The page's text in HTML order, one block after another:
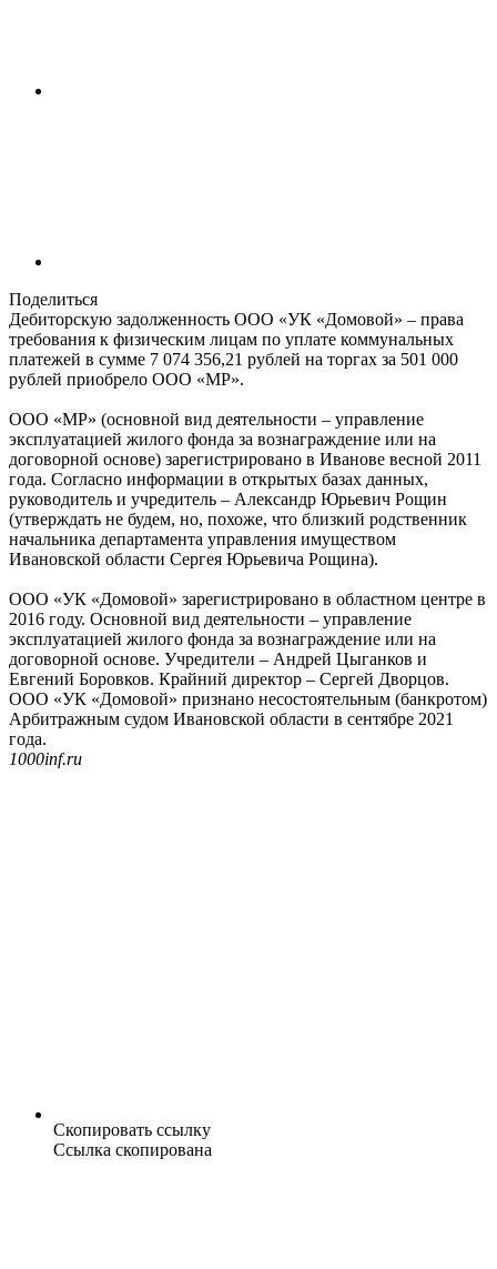
Поделиться
Дебиторскую задолженность ООО «УК «Домовой» – права
требования к физическим лицам по уплате коммунальных
платежей в сумме 7 074 356,21 рублей на торгах за 501 000
рублей приобрело ООО «МР».
ООО «МР» (основной вид деятельности – управление
эксплуатацией жилого фонда за вознаграждение или на
договорной основе) зарегистрировано в Иванове весной 2011
года. Согласно информации в открытых базах данных,
руководитель и учредитель – Александр Юрьевич Рощин
(утверждать не будем, но, похоже, что близкий родственник
начальника департамента управления имуществом
Ивановской области Сергея Юрьевича Рощина).
ООО «УК «Домовой» зарегистрировано в областном центре в
2016 году. Основной вид деятельности – управление
эксплуатацией жилого фонда за вознаграждение или на
договорной основе. Учредители – Андрей Цыганков и
Евгений Боровков. Крайний директор – Сергей Дворцов.
ООО «УК «Домовой» признано несостоятельным (банкротом)
Арбитражным судом Ивановской области в сентябре 2021
года.
1000inf.ru
Скопировать ссылку
Ссылка скопирована